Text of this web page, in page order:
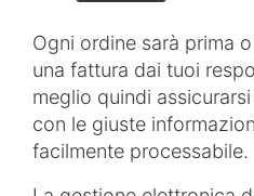
Ogni ordine sarà prima
una fattura dai tuoi
meglio quindi
con le giuste
facilmente processabile.